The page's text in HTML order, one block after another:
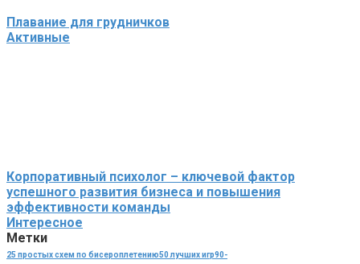
Плавание для грудничков
Активные
Корпоративный психолог – ключевой фактор
успешного развития бизнеса и повышения
эффективности команды
Интересное
Метки
25 простых схем по бисероплетению50 лучших игр90-